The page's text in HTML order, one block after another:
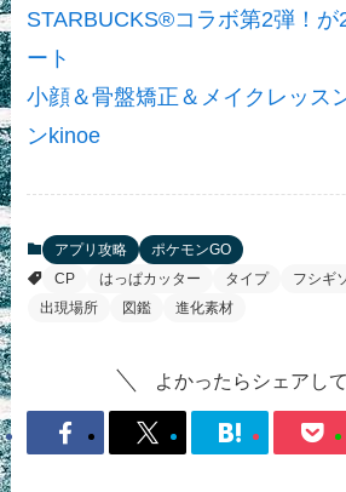
STARBUCKS®コラボ第2弾！が
ート
小顔＆骨盤矯正＆メイクレッス
ンkinoe
アプリ攻略
ポケモンGO
CP
はっぱカッター タイプ フシギ
出現場所
図鑑 進化素材
よかったらシェアして